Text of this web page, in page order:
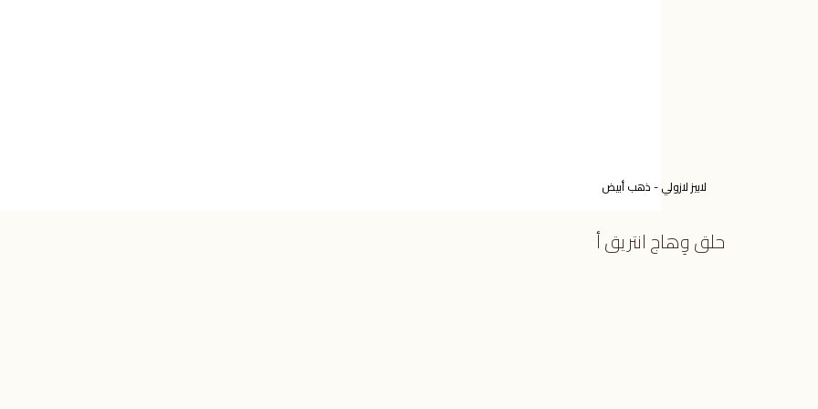
لابيز لازولي - ذهب أبيض
حلق وِهاج انتريق أ